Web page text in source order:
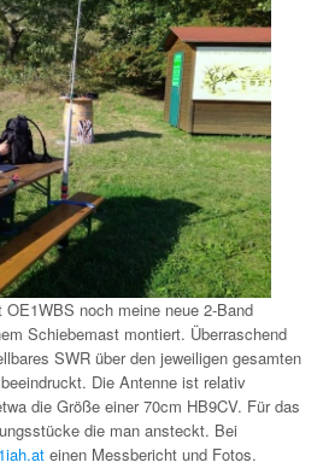
noch meine neue 2-Band
Schiebemast montiert. Überraschend
SWR über den jeweiligen gesamten
Die Antenne ist relativ
die Größe einer 70cm HB9CV. Für das
die man ansteckt. Bei
einen Messbericht und Fotos.